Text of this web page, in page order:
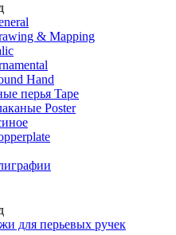
& Mapping
Hand
перья Tape
Poster
для перьевых ручек